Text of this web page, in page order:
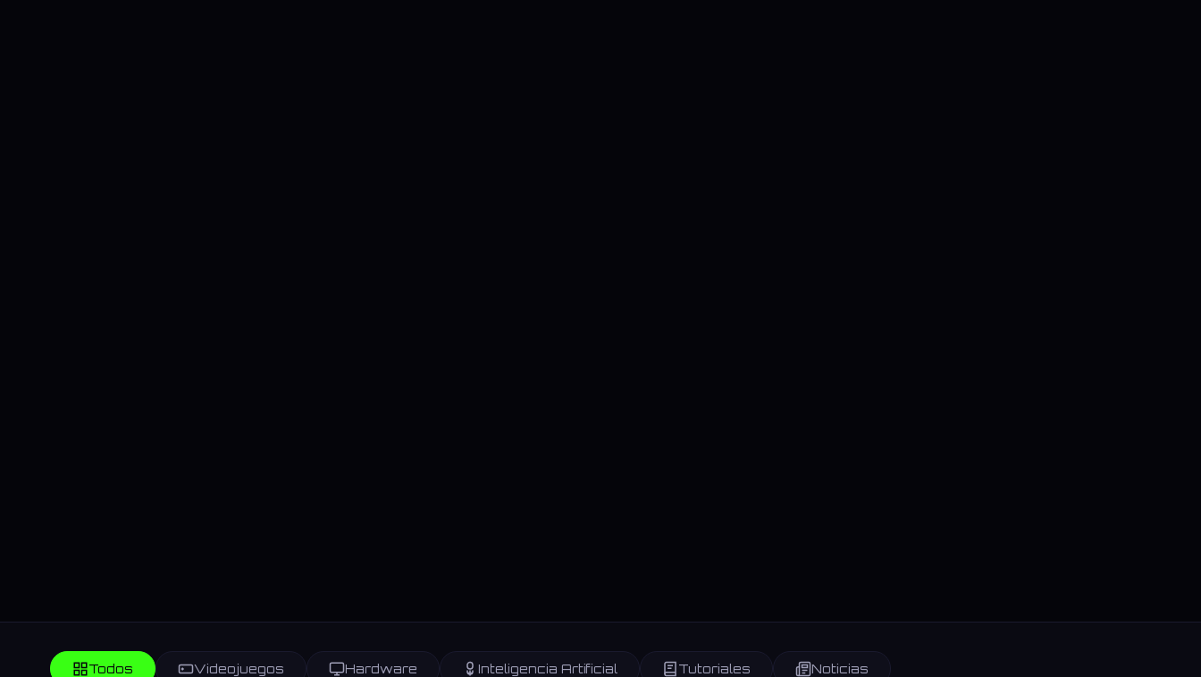
Todos Videojuegos Hardware Inteligencia Artificial Tutoriales Noticias